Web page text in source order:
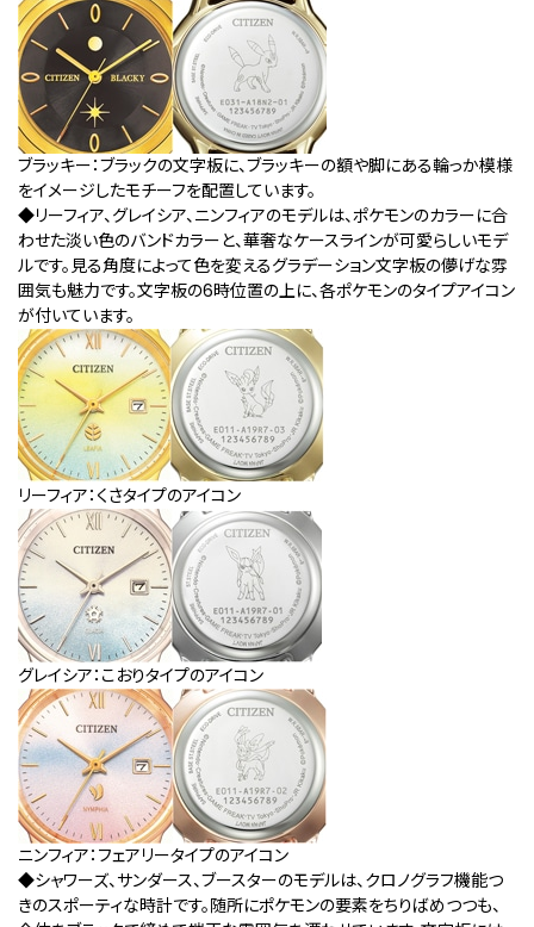
ブラッキー：ブラックの文字板に、ブラッキーの額や脚にある輪っか模様
をイメージしたモチーフを配置しています。
◆リーフィア、グレイシア、ニンフィアのモデルは、ポケモンのカラーに合
わせた淡い色のバンドカラーと、華奢なケースラインが可愛らしいモデ
ルです。見る角度によって色を変えるグラデーション文字板の儚げな雰
囲気も魅力です。文字板の6時位置の上に、各ポケモンのタイプアイコン
が付いています。
リーフィア：くさタイプのアイコン
グレイシア：こおりタイプのアイコン
ニンフィア：フェアリータイプのアイコン
◆シャワーズ、サンダース、ブースターのモデルは、クロノグラフ機能つ
きのスポーティな時計です。随所にポケモンの要素をちりばめつつも、